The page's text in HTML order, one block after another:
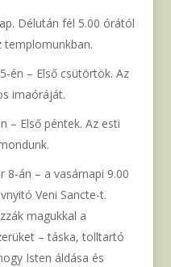
Délután fél 5.00 órától
templomunkban.
én – Első csütörtök. Az
imaóráját.
– Első péntek. Az esti
8-án – a vasárnapi 9.00
Veni Sancte-t.
magukkal a
– táska, tolltartó
Isten áldása és